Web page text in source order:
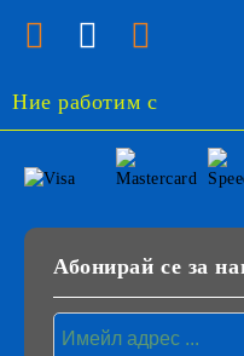
Ние работим с
Абонирай се за